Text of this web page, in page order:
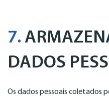
7.
DADOS
Os dados pessoais coletados